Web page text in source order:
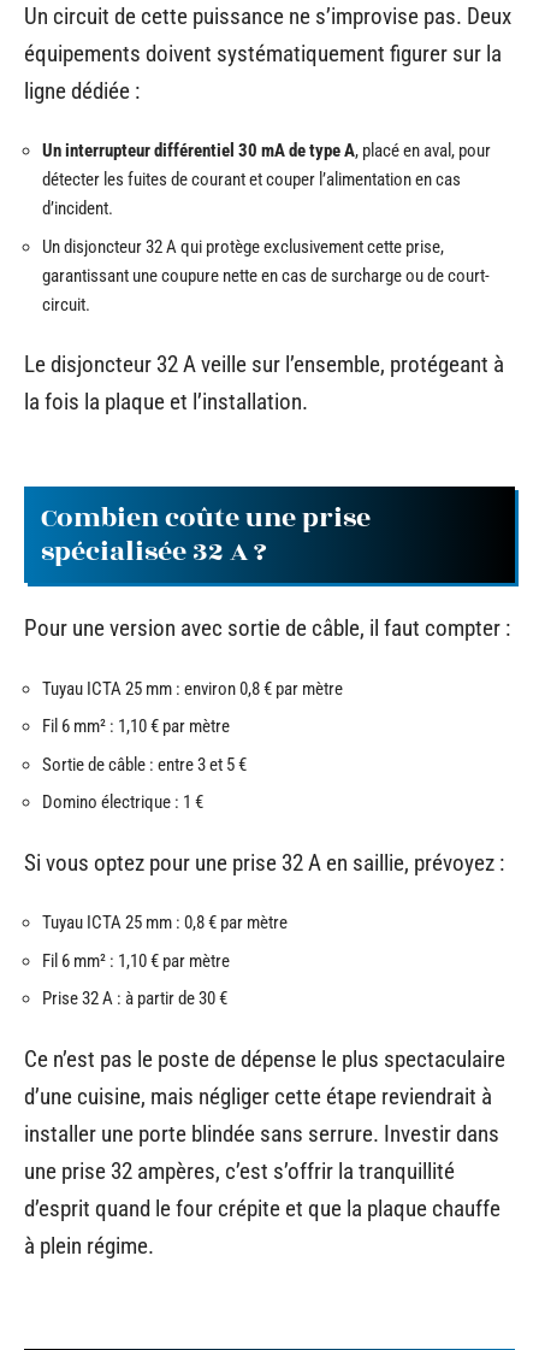
Un circuit de cette puissance ne s’improvise pas. Deux
équipements doivent systématiquement figurer sur la
ligne dédiée :
Un interrupteur différentiel 30 mA de type A, placé en aval, pour
détecter les fuites de courant et couper l’alimentation en cas
d’incident.
Un disjoncteur 32 A qui protège exclusivement cette prise,
garantissant une coupure nette en cas de surcharge ou de court-
circuit.
Le disjoncteur 32 A veille sur l’ensemble, protégeant à
la fois la plaque et l’installation.
Combien coûte une prise
spécialisée 32 A ?
Pour une version avec sortie de câble, il faut compter :
Tuyau ICTA 25 mm : environ 0,8 € par mètre
Fil 6 mm² : 1,10 € par mètre
Sortie de câble : entre 3 et 5 €
Domino électrique : 1 €
Si vous optez pour une prise 32 A en saillie, prévoyez :
Tuyau ICTA 25 mm : 0,8 € par mètre
Fil 6 mm² : 1,10 € par mètre
Prise 32 A : à partir de 30 €
Ce n’est pas le poste de dépense le plus spectaculaire
d’une cuisine, mais négliger cette étape reviendrait à
installer une porte blindée sans serrure. Investir dans
une prise 32 ampères, c’est s’offrir la tranquillité
d’esprit quand le four crépite et que la plaque chauffe
à plein régime.